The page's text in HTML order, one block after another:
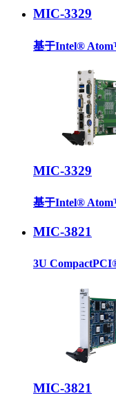
MIC-3329
基于Intel®
MIC-3329
基于Intel®
MIC-3821
3U
MIC-3821